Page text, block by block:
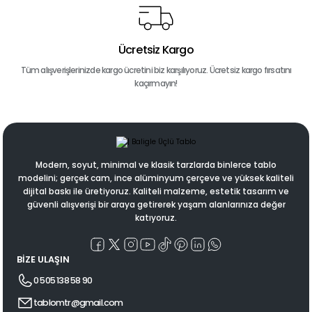
Ücretsiz Kargo
Tüm alışverişlerinizde kargo ücretini biz karşılıyoruz. Ücretsiz kargo fırsatını
kaçırmayın!
Modern, soyut, minimal ve klasik tarzlarda binlerce tablo
modelini; gerçek cam, ince alüminyum çerçeve ve yüksek kaliteli
dijital baskı ile üretiyoruz. Kaliteli malzeme, estetik tasarım ve
güvenli alışverişi bir araya getirerek yaşam alanlarınıza değer
katıyoruz.
BİZE ULAŞIN
0 505 138 58 90
tablomtr@gmail.com